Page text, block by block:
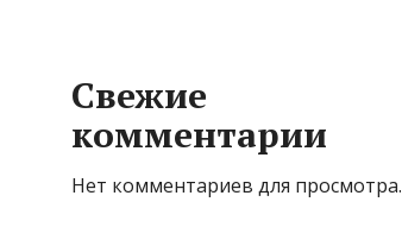
Свежие
комментарии
Нет комментариев для просмотра.